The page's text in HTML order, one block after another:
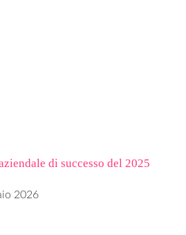
di successo del 2025
2026